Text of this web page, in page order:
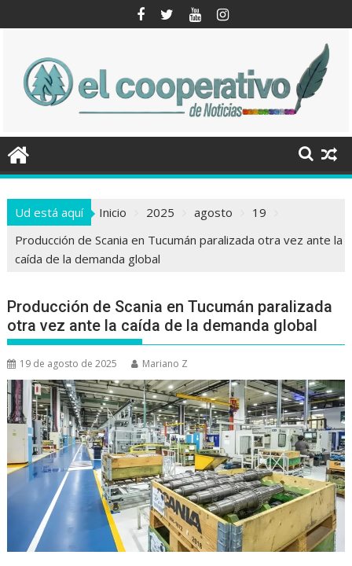
al
Ud está aquí Inicio 2025 agosto
19
Producción de Scania en Tucumán paralizada otra vez ante la
caída de la demanda global
Producción de Scania en Tucumán paralizada
otra vez ante la caída de la demanda global
19 de agosto de 2025 Mariano Z